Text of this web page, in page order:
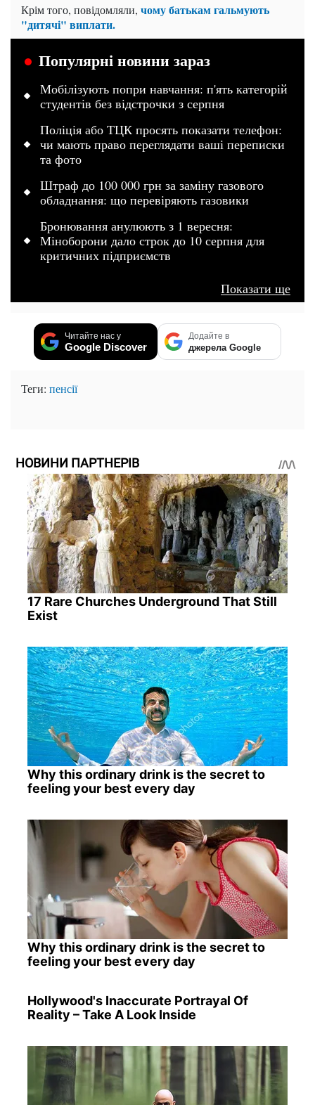
Крім того, повідомляли, чому батькам гальмують
"дитячі" виплати.
Популярні новини зараз
Мобілізують попри навчання: п'ять категорій
студентів без відстрочки з серпня
Поліція або ТЦК просять показати телефон:
чи мають право переглядати ваші переписки
та фото
Штраф до 100 000 грн за заміну газового
обладнання: що перевіряють газовики
Бронювання анулюють з 1 вересня:
Міноборони дало строк до 10 серпня для
критичних підприємств
Показати ще
Читайте нас у
Google Discover
Додайте в
джерела Google
Теги: пенсії
НОВИНИ ПАРТНЕРІВ
17 Rare Churches Underground That Still
Exist
Why this ordinary drink is the secret to
feeling your best every day
Why this ordinary drink is the secret to
feeling your best every day
Hollywood's Inaccurate Portrayal Of
Reality – Take A Look Inside